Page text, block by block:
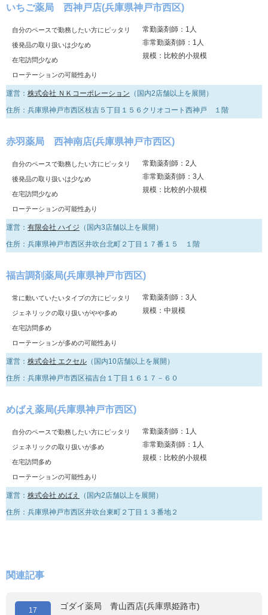
いちご薬局 西神戸店(兵庫県神戸市西区)
自分のペースで勤務したい方にピッタリ
後発品の取り扱いは少なめ
在宅訪問少なめ
ローテーションの可能性あり
常勤薬剤師：1人
非常勤薬剤師：1人
規模：比較的小規模
運営： 株式会社 ＮＫコーポレーション （国内2店舗以上を展開）
住所：兵庫県神戸市西区枝吉５丁目１５６クリオコート西神戸 １階
赤羽薬局 西神南店(兵庫県神戸市西区)
自分のペースで勤務したい方にピッタリ
後発品の取り扱いは少なめ
在宅訪問少なめ
ローテーションの可能性あり
常勤薬剤師：2人
非常勤薬剤師：3人
規模：比較的小規模
運営： 有限会社 ハイジ （国内3店舗以上を展開）
住所：兵庫県神戸市西区井吹台北町２丁目１７番１５ １階
福吉調剤薬局(兵庫県神戸市西区)
常に動いていたいタイプの方にピッタリ
ジェネリックの取り扱いがやや多め
在宅訪問多め
ローテーションが多めの可能性あり
常勤薬剤師：3人
規模：中規模
運営： 株式会社 エクセル （国内10店舗以上を展開）
住所：兵庫県神戸市西区福吉台１丁目１６１７－６０
めばえ薬局(兵庫県神戸市西区)
自分のペースで勤務したい方にピッタリ
ジェネリックの取り扱いが多め
在宅訪問多め
ローテーションの可能性あり
常勤薬剤師：1人
非常勤薬剤師：1人
規模：比較的小規模
運営： 株式会社 めばえ
（国内2店舗以上を展開）
住所：兵庫県神戸市西区井吹台東町２丁目１３番地２
関連記事
17 ゴダイ薬局 青山西店(兵庫県姫路市)